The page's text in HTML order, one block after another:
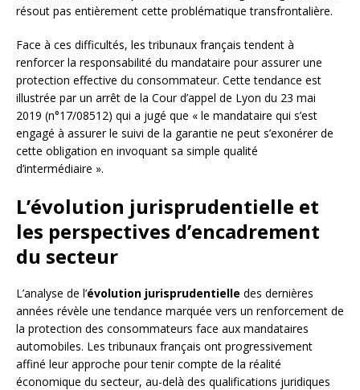
résout pas entièrement cette problématique transfrontalière.
Face à ces difficultés, les tribunaux français tendent à
renforcer la responsabilité du mandataire pour assurer une
protection effective du consommateur. Cette tendance est
illustrée par un arrêt de la Cour d’appel de Lyon du 23 mai
2019 (n°17/08512) qui a jugé que « le mandataire qui s’est
engagé à assurer le suivi de la garantie ne peut s’exonérer de
cette obligation en invoquant sa simple qualité
d’intermédiaire ».
L’évolution jurisprudentielle et
les perspectives d’encadrement
du secteur
L’analyse de l’évolution jurisprudentielle des dernières
années révèle une tendance marquée vers un renforcement de
la protection des consommateurs face aux mandataires
automobiles. Les tribunaux français ont progressivement
affiné leur approche pour tenir compte de la réalité
économique du secteur, au-delà des qualifications juridiques